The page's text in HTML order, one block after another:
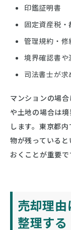
印鑑証明書
固定資産税
管理規約・修
境界確認書や
司法書士が
マンションの場
や土地の場合は
します。東京都
物が残っている
おくことが重要で
売却理
整理する